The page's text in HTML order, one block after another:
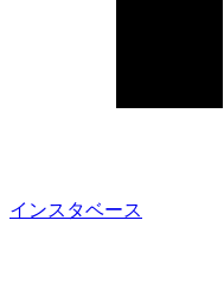
インスタベース